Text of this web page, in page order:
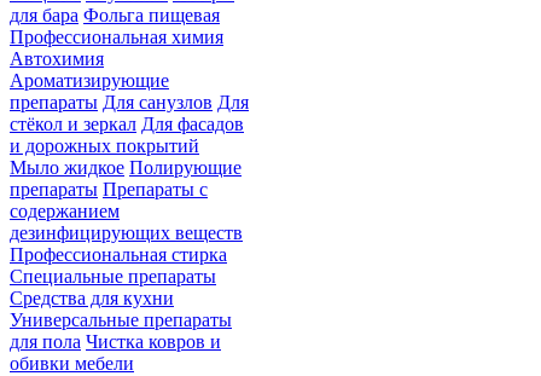
для бара Фольга пищевая
Профессиональная химия
Автохимия
Ароматизирующие
препараты Для санузлов Для
стёкол и зеркал Для фасадов
и дорожных покрытий
Мыло жидкое Полирующие
препараты Препараты с
содержанием
дезинфицирующих веществ
Профессиональная стирка
Специальные препараты
Средства для кухни
Универсальные препараты
для пола Чистка ковров и
обивки мебели